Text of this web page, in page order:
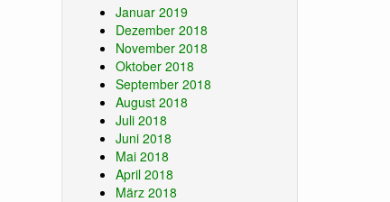
Januar 2019
Dezember 2018
November 2018
Oktober 2018
September 2018
August 2018
Juli 2018
Juni 2018
Mai 2018
April 2018
März 2018